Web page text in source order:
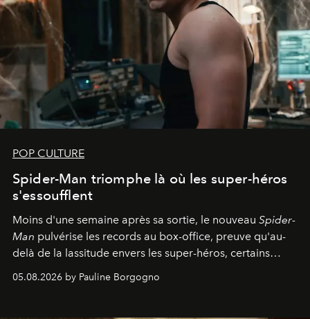
POP CULTURE
Spider-Man triomphe là où les super-héros
s'essoufflent
Moins d'une semaine après sa sortie, le nouveau Spider-
Man pulvérise les records au box-office, preuve qu'au-
delà de la lassitude envers les super-héros, certains
personnages continuent de susciter une ferveur intacte.
05.08.2026 by Pauline Borgogno